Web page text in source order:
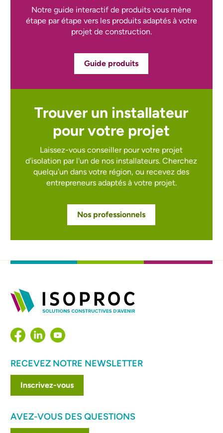
Notre guide interactif de produits vous mène
étape par étape vers les produits adaptés à votre
projet de construction.
Guide produits
Trouver un installateur
pour votre projet
Laissez-vous conseiller pour votre projet
d'isolation par l'un de nos installateurs.Cherchez
quelqu'un dans votre région, ou recevez des
entrepreneurs adaptés à votre projet.
Nos professionnels
RECEVEZ NOTRE NEWSLETTER
Inscrivez-vous
AVEZ-VOUS DES QUESTIONS